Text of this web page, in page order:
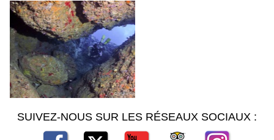
SUIVEZ-NOUS SUR LES RÉSEAUX SOCIAUX :